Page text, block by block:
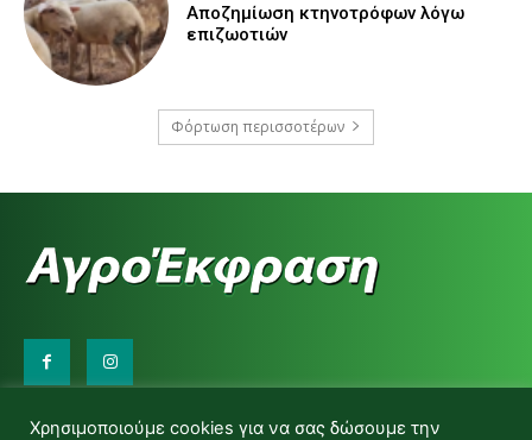
Αποζημίωση κτηνοτρόφων λόγω
επιζωοτιών
Φόρτωση περισσοτέρων
d.makas@yahoo.gr
Χρησιμοποιούμε cookies για να σας δώσουμε την